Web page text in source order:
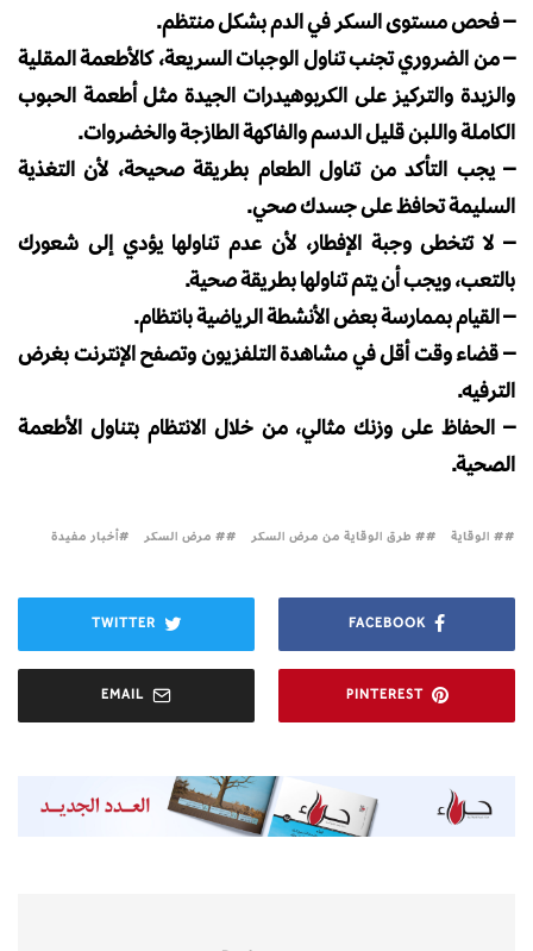
– فحص مستوى السكر في الدم بشكل منتظم.
– من الضروري تجنب تناول الوجبات السريعة، كالأطعمة المقلية
والزبدة والتركيز على الكربوهيدرات الجيدة مثل أطعمة الحبوب
الكاملة واللبن قليل الدسم والفاكهة الطازجة والخضروات.
– يجب التأكد من تناول الطعام بطريقة صحيحة، لأن التغذية
السليمة تحافظ على جسدك صحي.
– لا تتخطى وجبة الإفطار، لأن عدم تناولها يؤدي إلى شعورك
بالتعب، ويجب أن يتم تناولها بطريقة صحية.
– القيام بممارسة بعض الأنشطة الرياضية بانتظام.
– قضاء وقت أقل في مشاهدة التلفزيون وتصفح الإنترنت بغرض
الترفيه.
– الحفاظ على وزنك مثالي، من خلال الانتظام بتناول الأطعمة
الصحية.
# الوقاية # طرق الوقاية من مرض السكر # مرض السكر أخبار مفيدة
FACEBOOK
TWITTER
PINTEREST
EMAIL